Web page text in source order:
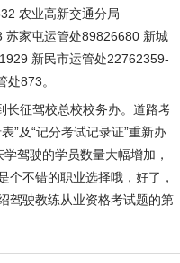
农业高新交通分局
家屯运管处89826680 新城
新民市运管处22762359-
873。
长征驾校总校校务办。道路考
”及“记分考试记录证”重新办
驾驶的学员数量大幅增加，
个不错的职业选择哦，好了，
驾驶教练从业资格考试题的第